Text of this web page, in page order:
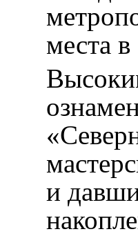
места
и